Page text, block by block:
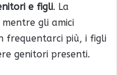
e figli. La
gli amici
frequentarci più, i figli
genitori presenti.